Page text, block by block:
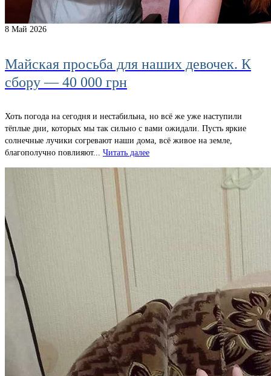
8 Май 2026
Майская просьба для наших девочек. К
сбору — 40 000 грн
Хоть погода на сегодня и нестабильна, но всё же уже наступили
тёплые дни, которых мы так сильно с вами ожидали. Пусть яркие
солнечные лучики согревают наши дома, всё живое на земле,
благополучно повлияют... Читать далее